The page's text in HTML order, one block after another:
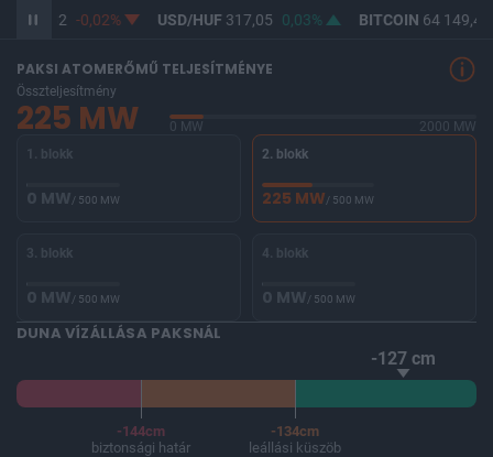
365,32 -0,02% USD/HUF 317,05 0,03% BITCOIN 64 149,41
PAKSI ATOMERŐMŰ TELJESÍTMÉNYE
Összteljesítmény
225 MW 0 MW
2000 MW
1. blokk
0 MW/ 500 MW
2. blokk
225 MW/ 500 MW
3. blokk
0 MW/ 500 MW
4. blokk
0 MW/ 500 MW
DUNA VÍZÁLLÁSA PAKSNÁL
-127 cm
-144cm
biztonsági határ
-134cm
leállási küszöb